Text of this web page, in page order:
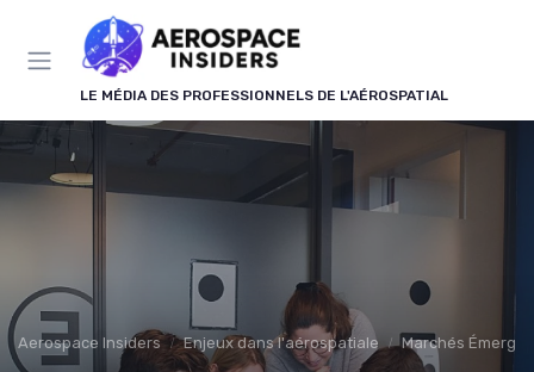
LE MÉDIA DES PROFESSIONNELS DE L'AÉROSPATIAL
Aerospace Insiders Enjeux dans l'aérospatiale Marchés
Panneau de gestion des cookies